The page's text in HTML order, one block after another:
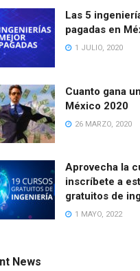
Las 5
pagadas en
1 JULIO, 2020
Cuanto gana
México 2020
26 MARZO, 2020
Aprovecha la
inscríbete a
gratuitos de
1 MAYO, 2022
News